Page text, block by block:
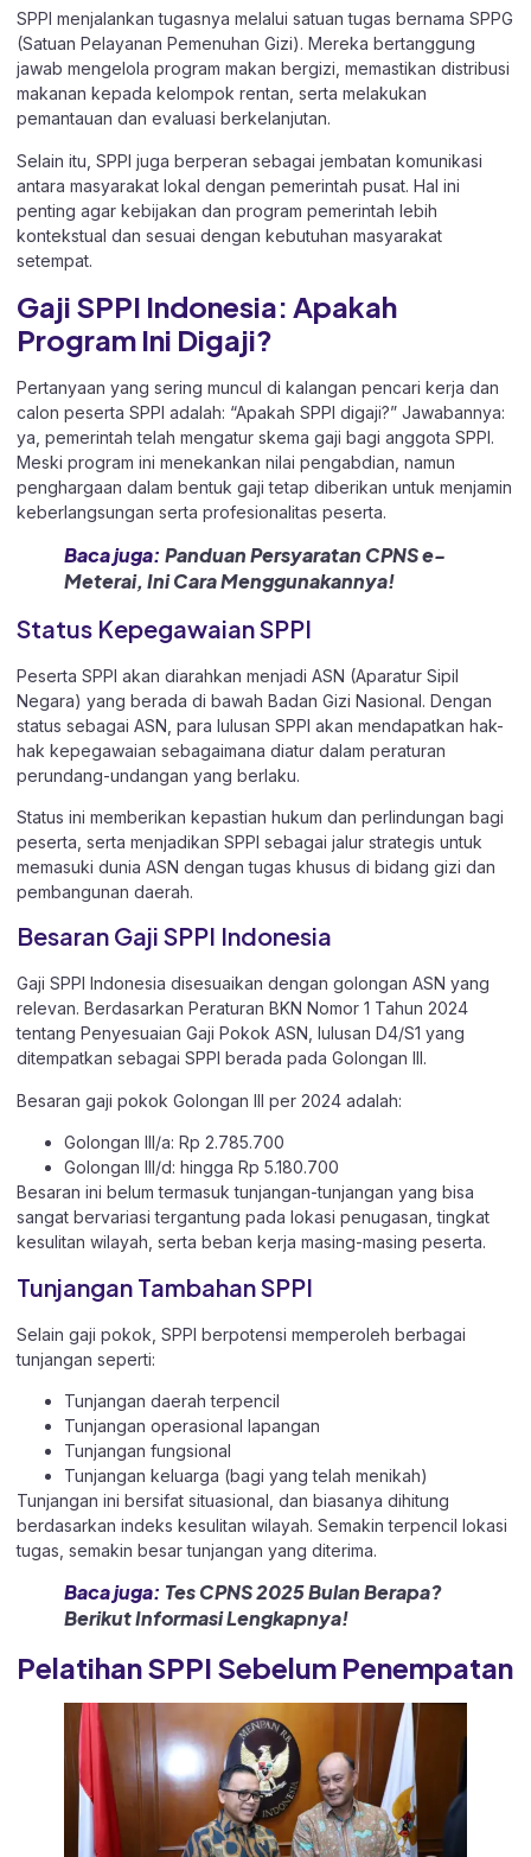
SPPI menjalankan tugasnya melalui satuan tugas bernama SPPG
(Satuan Pelayanan Pemenuhan Gizi). Mereka bertanggung
jawab mengelola program makan bergizi, memastikan distribusi
makanan kepada kelompok rentan, serta melakukan
pemantauan dan evaluasi berkelanjutan.
Selain itu, SPPI juga berperan sebagai jembatan komunikasi
antara masyarakat lokal dengan pemerintah pusat. Hal ini
penting agar kebijakan dan program pemerintah lebih
kontekstual dan sesuai dengan kebutuhan masyarakat
setempat.
Gaji SPPI Indonesia: Apakah
Program Ini Digaji?
Pertanyaan yang sering muncul di kalangan pencari kerja dan
calon peserta SPPI adalah: “Apakah SPPI digaji?” Jawabannya:
ya, pemerintah telah mengatur skema gaji bagi anggota SPPI.
Meski program ini menekankan nilai pengabdian, namun
penghargaan dalam bentuk gaji tetap diberikan untuk menjamin
keberlangsungan serta profesionalitas peserta.
Baca juga: Panduan Persyaratan CPNS e-
Meterai, Ini Cara Menggunakannya!
Status Kepegawaian SPPI
Peserta SPPI akan diarahkan menjadi ASN (Aparatur Sipil
Negara) yang berada di bawah Badan Gizi Nasional. Dengan
status sebagai ASN, para lulusan SPPI akan mendapatkan hak-
hak kepegawaian sebagaimana diatur dalam peraturan
perundang-undangan yang berlaku.
Status ini memberikan kepastian hukum dan perlindungan bagi
peserta, serta menjadikan SPPI sebagai jalur strategis untuk
memasuki dunia ASN dengan tugas khusus di bidang gizi dan
pembangunan daerah.
Besaran Gaji SPPI Indonesia
Gaji SPPI Indonesia disesuaikan dengan golongan ASN yang
relevan. Berdasarkan Peraturan BKN Nomor 1 Tahun 2024
tentang Penyesuaian Gaji Pokok ASN, lulusan D4/S1 yang
ditempatkan sebagai SPPI berada pada Golongan III.
Besaran gaji pokok Golongan III per 2024 adalah:
Golongan III/a: Rp 2.785.700
Golongan III/d: hingga Rp 5.180.700
Besaran ini belum termasuk tunjangan-tunjangan yang bisa
sangat bervariasi tergantung pada lokasi penugasan, tingkat
kesulitan wilayah, serta beban kerja masing-masing peserta.
Tunjangan Tambahan SPPI
Selain gaji pokok, SPPI berpotensi memperoleh berbagai
tunjangan seperti:
Tunjangan daerah terpencil
Tunjangan operasional lapangan
Tunjangan fungsional
Tunjangan keluarga (bagi yang telah menikah)
Tunjangan ini bersifat situasional, dan biasanya dihitung
berdasarkan indeks kesulitan wilayah. Semakin terpencil lokasi
tugas, semakin besar tunjangan yang diterima.
Baca juga: Tes CPNS 2025 Bulan Berapa?
Berikut Informasi Lengkapnya!
Pelatihan SPPI Sebelum Penempatan